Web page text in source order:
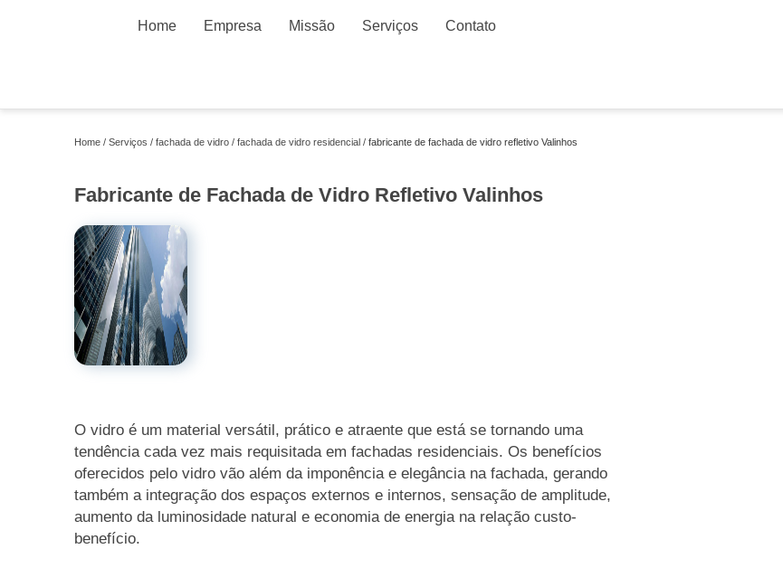
Home Empresa Missão Serviços Contato
Home Serviços fachada de vidro fachada de vidro residencial fabricante de fachada de vidro refletivo Valinhos
Fabricante de Fachada de Vidro Refletivo Valinhos
O vidro é um material versátil, prático e atraente que está se tornando uma
tendência cada vez mais requisitada em fachadas residenciais. Os benefícios
oferecidos pelo vidro vão além da imponência e elegância na fachada, gerando
também a integração dos espaços externos e internos, sensação de amplitude,
aumento da luminosidade natural e economia de energia na relação custo-
benefício.